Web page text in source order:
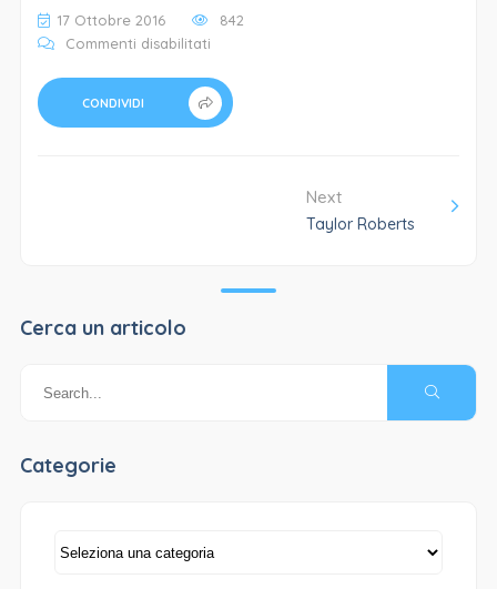
17 Ottobre 2016
842
Commenti disabilitatisu
Moore
CONDIVIDI
Next
Taylor Roberts
Cerca un articolo
Categorie